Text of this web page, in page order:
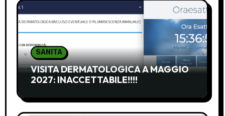
SANITA
VISITA DERMATOLOGICA A MAGGIO
2027: INACCETTABILE!!!!